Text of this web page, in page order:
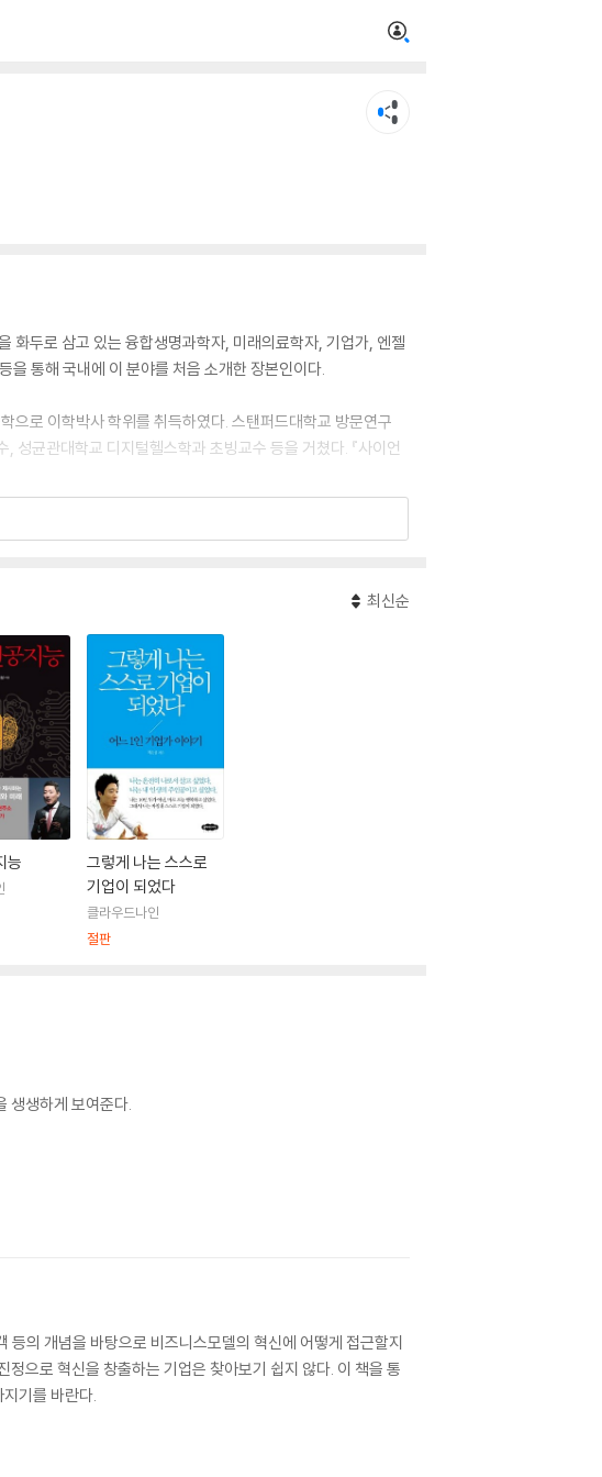
화두로 삼고 있는 융합생명과학자, 미래의료학자, 기업가, 엔젤
을 통해 국내에 이 분야를 처음 소개한 장본인이다.
으로 이학박사 학위를 취득하였다. 스탠퍼드대학교 방문연구
균관대학교 디지털헬스학과 초빙교수 등을 거쳤다. 『사이언
을 맡고 있다. 또한 국내 유일의 헬스케어 스타트업 전문 엑셀
타트업에 투자하고 자문을 통해 한국에서도 디지털 헬스케어
』에 활발하게 집필하고 있으며, 『매일경제』 등에 칼럼을 연재
다』 및 『대학원생 때 알았더라면 좋았을 것들』 (공저) 등이 있
최신순
능
그렇게 나는 스스로
기업이 되었다
클라우드나인
절판
생생하게 보여준다.
의 개념을 바탕으로 비즈니스모델의 혁신에 어떻게 접근할지
으로 혁신을 창출하는 기업은 찾아보기 쉽지 않다. 이 책을 통
기를 바란다.